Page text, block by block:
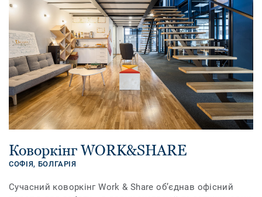
Коворкінг WORK&SHARE
СОФІЯ, БОЛГАРІЯ
Сучасний коворкінг Work & Sharе об’єднав офісний